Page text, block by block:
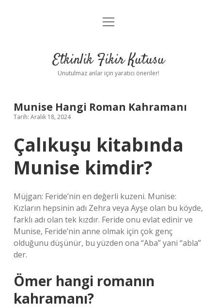
Anasayfa
Yasal Uyarı
menüyü
Etkinlik Fikir Kutusu
Unutulmaz anlar için yaratıcı öneriler!
Munise Hangi Roman Kahramanı
Tarih: Aralık 18, 2024
Çalıkuşu kitabında
Munise kimdir?
Müjgan: Feride’nin en değerli kuzeni. Munise:
Kızların hepsinin adı Zehra veya Ayşe olan bu köyde,
farklı adı olan tek kızdır. Feride onu evlat edinir ve
Munise, Feride’nin anne olmak için çok genç
olduğunu düşünür, bu yüzden ona “Aba” yani “abla”
der.
Ömer hangi romanın
kahramanı?